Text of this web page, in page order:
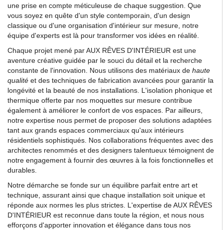
une prise en compte méticuleuse de chaque suggestion. Que
vous soyez en quête d'un style contemporain, d'un design
classique ou d'une organisation d'intérieur sur mesure, notre
équipe d'experts est là pour transformer vos idées en réalité.
Chaque projet mené par AUX RÊVES D'INTÉRIEUR est une
aventure créative guidée par le souci du détail et la recherche
constante de l'innovation. Nous utilisons des matériaux de haute
qualité et des techniques de fabrication avancées pour garantir la
longévité et la beauté de nos installations. L'isolation phonique et
thermique offerte par nos moquettes sur mesure contribue
également à améliorer le confort de vos espaces. Par ailleurs,
notre expertise nous permet de proposer des solutions adaptées
tant aux grands espaces commerciaux qu'aux intérieurs
résidentiels sophistiqués. Nos collaborations fréquentes avec des
architectes renommés et des designers talentueux témoignent de
notre engagement à fournir des œuvres à la fois fonctionnelles et
durables.
Notre démarche se fonde sur un équilibre parfait entre art et
technique, assurant ainsi que chaque installation soit unique et
réponde aux normes les plus strictes. L'expertise de AUX RÊVES
D'INTÉRIEUR est reconnue dans toute la région, et nous nous
efforçons d'apporter innovation et élégance dans tous nos